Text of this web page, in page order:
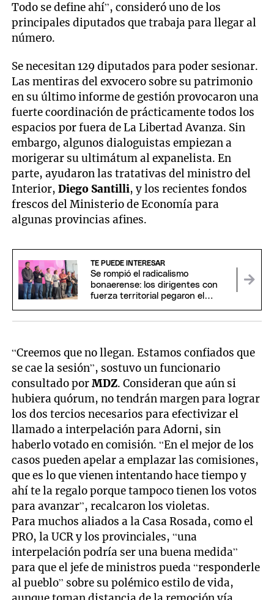
Todo se define ahí”, consideró uno de los
principales diputados que trabaja para llegar al
número.
Se necesitan 129 diputados para poder sesionar.
Las mentiras del exvocero sobre su patrimonio
en su último informe de gestión provocaron una
fuerte coordinación de prácticamente todos los
espacios por fuera de La Libertad Avanza. Sin
embargo, algunos dialoguistas empiezan a
morigerar su ultimátum al expanelista. En
parte, ayudaron las tratativas del ministro del
Interior,Diego Santilli, y los recientes fondos
frescos del Ministerio de Economía para
algunas provincias afines.
TE PUEDE INTERESAR
Se rompió el radicalismo
bonaerense: los dirigentes con
fuerza territorial pegaron el
“Creemos que no llegan. Estamos confiados que
se cae la sesión”, sostuvo un funcionario
consultado porMDZ. Consideran que aún si
hubiera quórum, no tendrán margen para lograr
los dos tercios necesarios para efectivizar el
llamado a interpelación para Adorni, sin
haberlo votado en comisión. “En el mejor de los
casos pueden apelar a emplazar las comisiones,
que es lo que vienen intentando hace tiempo y
ahí te la regalo porque tampoco tienen los votos
para avanzar”, recalcaron los violetas.
Para muchos aliados a la Casa Rosada, como el
PRO, la UCR y los provinciales, “una
interpelación podría ser una buena medida”
para que el jefe de ministros pueda “responderle
al pueblo” sobre su polémico estilo de vida,